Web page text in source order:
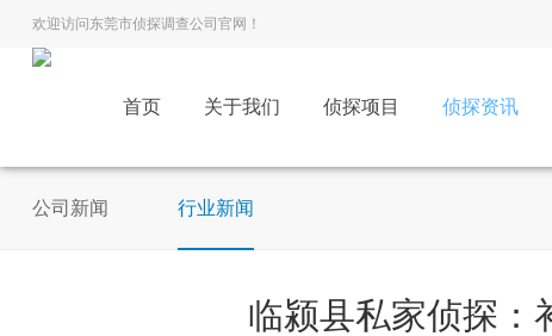
欢迎访问东莞市侦探调查公司官网！
首页 关于我们 侦探项目 侦探资讯
公司新闻 行业新闻
临颍县私家侦探：